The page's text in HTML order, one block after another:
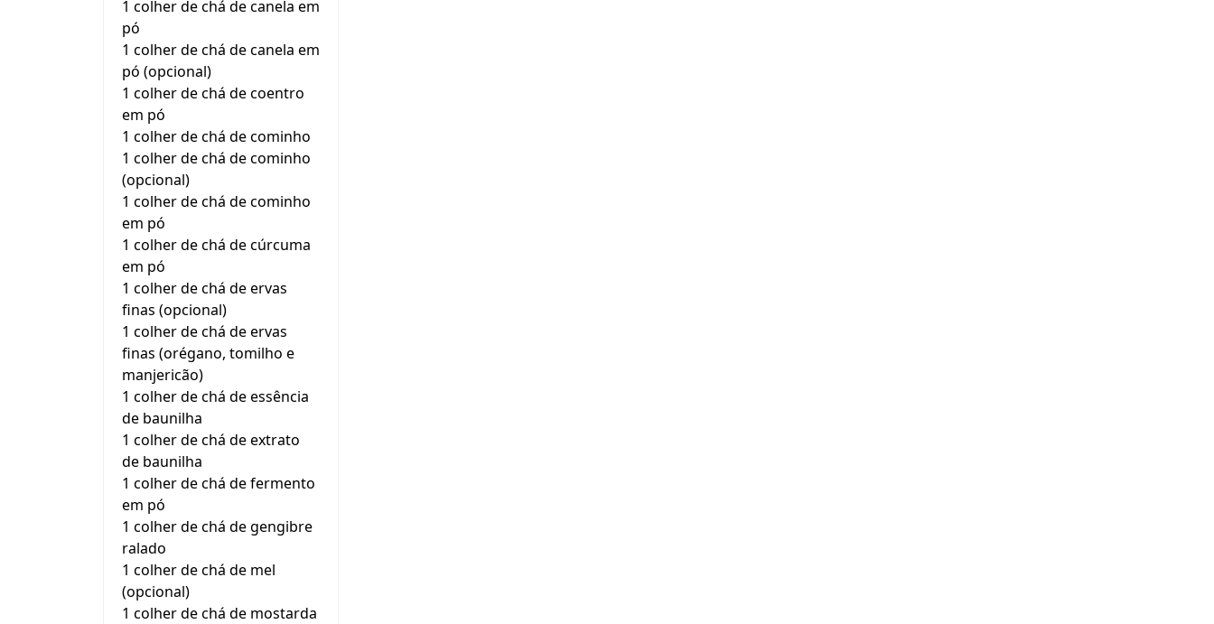
1 colher de chá de canela em
pó
1 colher de chá de canela em
pó (opcional)
1 colher de chá de coentro
em pó
1 colher de chá de cominho
1 colher de chá de cominho
(opcional)
1 colher de chá de cominho
em pó
1 colher de chá de cúrcuma
em pó
1 colher de chá de ervas
finas (opcional)
1 colher de chá de ervas
finas (orégano, tomilho e
manjericão)
1 colher de chá de essência
de baunilha
1 colher de chá de extrato
de baunilha
1 colher de chá de fermento
em pó
1 colher de chá de gengibre
ralado
1 colher de chá de mel
(opcional)
1 colher de chá de mostarda